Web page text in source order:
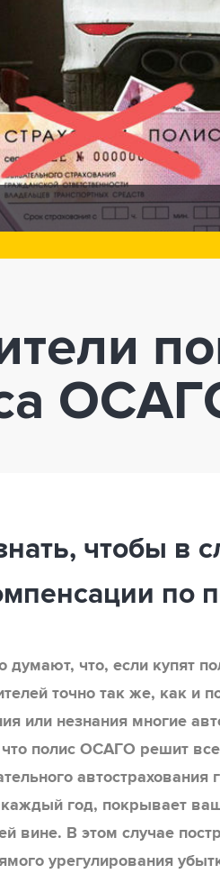
чтобы в
по
думают, что, если купят
точно так же, как и
или незнания многие
полис ОСАГО решит
автострахования
год, покрывает
вине. В этом случае
урегулирования